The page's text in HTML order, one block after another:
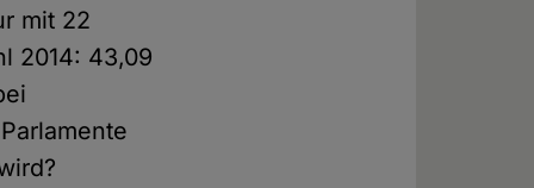
mit 22
2014: 43,09